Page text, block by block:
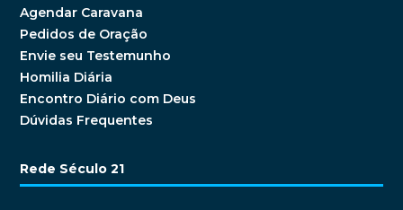
Agendar Caravana
Pedidos de Oração
Envie seu Testemunho
Homilia Diária
Encontro Diário com Deus
Dúvidas Frequentes
Rede Século 21